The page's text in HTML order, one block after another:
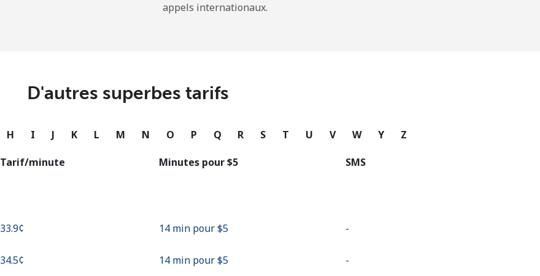
Continue avec
appels internationaux.
D'autres superbes tarifs
H I J K L M N O P Q R S T U V W Y Z
Tarif/minute Minutes pour ⁦$5⁩ SMS
⁦33.9¢⁩ 14 min pour ⁦$5⁩ -
⁦34.5¢⁩ 14 min pour ⁦$5⁩ -